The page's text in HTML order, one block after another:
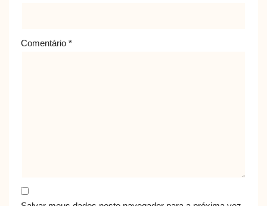
Comentário *